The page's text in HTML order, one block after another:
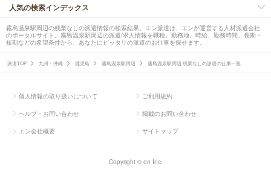
人気の検索インデックス
霧島温泉駅周辺の残業なしの派遣情報の検索結果。エン派遣は、エンが運営する人材派遣会社
のポータルサイト。霧島温泉駅周辺の派遣/求人情報を職種、勤務地、時給、勤務時間、長期・
短期などの希望条件から、あなたにピッタリの派遣のお仕事を探せます。
派遣TOP 九州・沖縄 鹿児島 霧島温泉駅周辺 霧島温泉駅周辺 残業なしの派遣の仕事一覧
個人情報の取り扱いについて ご利用規約
ヘルプ・お問い合わせ 掲載のお問い合わせ
エン会社概要 サイトマップ
Copyright © en Inc.